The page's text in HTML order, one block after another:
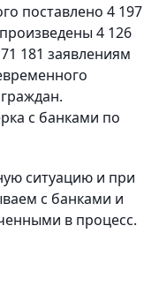
поставлено 4 197
4 126
181 заявлениям
с банками по
ситуацию и при
с банками и
в процесс.